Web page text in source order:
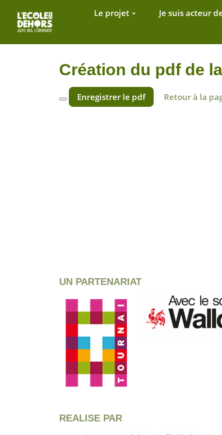
Aller au contenu principal
Le projet Je suis acteur
Création du pdf de
Enregistrer le pdf Retour à la
UN PARTENARIAT
REALISE PAR